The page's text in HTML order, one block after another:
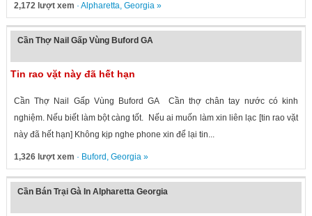
2,172 lượt xem · Alpharetta, Georgia»
Cần Thợ Nail Gấp Vùng Buford GA
Tin rao vặt này đã hết hạn
Cần Thợ Nail Gấp Vùng Buford GA Cần thợ chân tay nước có kinh
nghiệm. Nếu biết làm bột càng tốt. Nếu ai muốn làm xin liên lạc [tin rao vặt
này đã hết hạn] Không kịp nghe phone xin để lại tin...
1,326 lượt xem · Buford , Georgia»
Cần Bán Trại Gà In Alpharetta Georgia